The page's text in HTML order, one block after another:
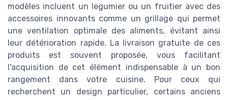
modèles incluent un legumier ou un fruitier avec des
accessoires innovants comme un grillage qui permet
une ventilation optimale des aliments, évitant ainsi
leur détérioration rapide. La livraison gratuite de ces
produits est souvent proposée, vous facilitant
l'acquisition de cet élément indispensable à un bon
rangement dans votre cuisine. Pour ceux qui
recherchent un design particulier, certains anciens